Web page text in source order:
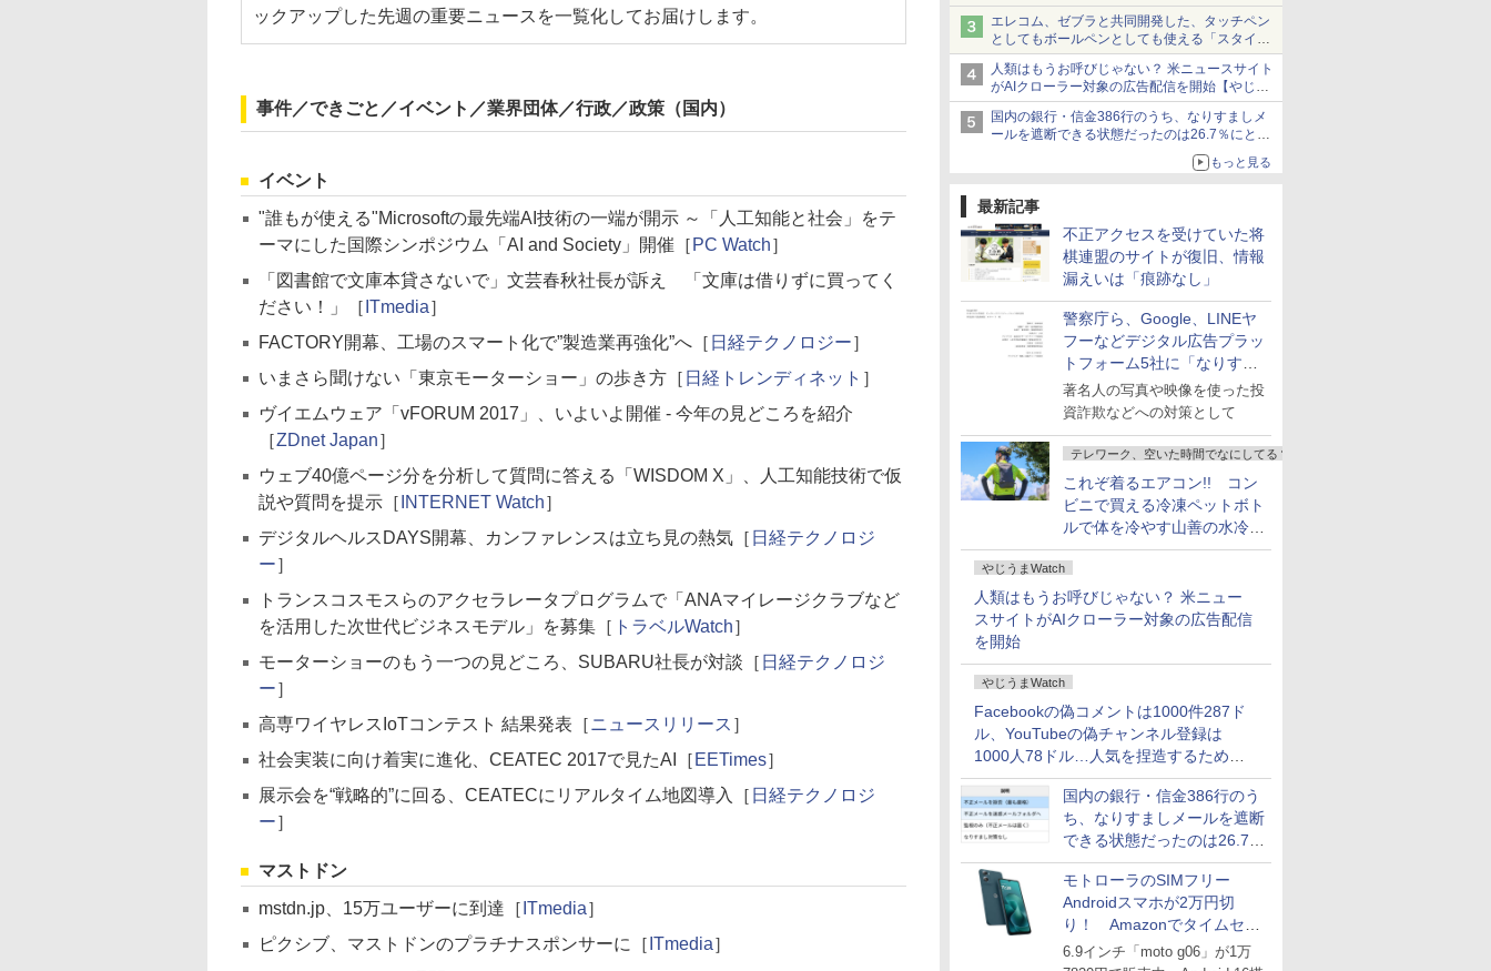
広告」対策強化を要請 著名人の写真や映像を
使った投資詐欺などへの対策として
エレコム、ゼブラと共同開発した、タッチペン
としてもボールペンとしても使える「スタイラ
スツーウェイ」発売 iPadにも紙にも、持ち替
えずに書き込める
人類はもうお呼びじゃない？ 米ニュースサイト
がAIクローラー対象の広告配信を開始【やじう
まWatch】
国内の銀行・信金386行のうち、なりすましメ
ールを遮断できる状態だったのは26.7％にとど
まる～GMOブランドセキュリティ調査
もっと見る
最新記事
不正アクセスを受けていた将
棋連盟のサイトが復旧、情報
漏えいは「痕跡なし」
警察庁ら、Google、LINEヤ
フーなどデジタル広告プラッ
トフォーム5社に「なりすま
し詐欺広告」対策強化を要請
著名人の写真や映像を使った投
資詐欺などへの対策として
テレワーク、空いた時間でなにしてる？
これぞ着るエアコン!! コン
ビニで買える冷凍ペットボト
ルで体を冷やす山善の水冷ベ
ストがロードバイクにちょう
どいい【ぼっち・ざ・ろー
ど！その14】
やじうまWatch
人類はもうお呼びじゃない？ 米ニュー
スサイトがAIクローラー対象の広告配信
を開始
やじうまWatch
Facebookの偽コメントは1000件287ド
ル、YouTubeの偽チャンネル登録は
1000人78ドル…人気を捏造するための
価格リストが公開中
国内の銀行・信金386行のう
ち、なりすましメールを遮断
できる状態だったのは26.7％
にとどまる～GMOブランド
セキュリティ調査
モトローラのSIMフリー
Androidスマホが2万円切
り！ Amazonでタイムセー
ル
6.9インチ「moto g06」が1万
ックアップした先週の重要ニュースを一覧化してお届けします。
事件／できごと／イベント／業界団体／行政／政策（国内）
イベント
"誰もが使える"Microsoftの最先端AI技術の一端が開示 ～「人工知能と社会」をテ
ーマにした国際シンポジウム「AI and Society」開催［ PC Watch］
「図書館で文庫本貸さないで」文芸春秋社長が訴え 「文庫は借りずに買ってく
ださい！」［ ITmedia］
FACTORY開幕、工場のスマート化で”製造業再強化”へ［ 日経テクノロジー］
いまさら聞けない「東京モーターショー」の歩き方［ 日経トレンディネット ］
ヴイエムウェア「vFORUM 2017」、いよいよ開催 - 今年の見どころを紹介
［ZDnet Japan］
ウェブ40億ページ分を分析して質問に答える「WISDOM X」、人工知能技術で仮
説や質問を提示［ INTERNET Watch］
デジタルヘルスDAYS開幕、カンファレンスは立ち見の熱気［ 日経テクノロジ
ー］
トランスコスモスらのアクセラレータプログラムで「ANAマイレージクラブなど
を活用した次世代ビジネスモデル」を募集［ トラベルWatch］
モーターショーのもう一つの見どころ、SUBARU社長が対談［ 日経テクノロジ
ー］
高専ワイヤレスIoTコンテスト 結果発表［ニュースリリース ］
社会実装に向け着実に進化、CEATEC 2017で見たAI［ EETimes］
展示会を“戦略的”に回る、CEATECにリアルタイム地図導入［ 日経テクノロジ
ー］
マストドン
mstdn.jp、15万ユーザーに到達［ ITmedia］
ピクシブ、マストドンのプラチナスポンサーに［ ITmedia］